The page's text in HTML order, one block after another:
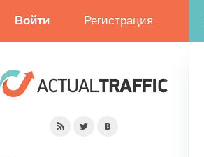
Войти Регистрация